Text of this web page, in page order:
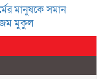
মানু‌ষকে সমান
মুকুল